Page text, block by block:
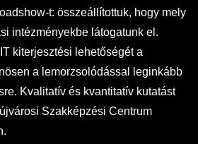
t: összeállítottuk, hogy mely
intézményekbe látogatunk el.
kiterjesztési lehetőségét a
a lemorzsolódással leginkább
Kvalitatív és kvantitatív kutatást
Szakképzési Centrum